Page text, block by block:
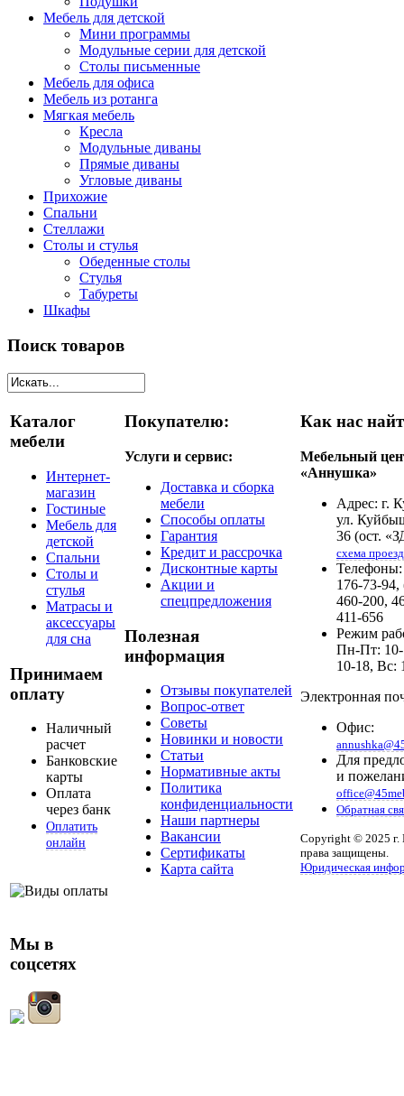
Мебель для детской
Мини программы
Модульные серии для детской
Столы письменные
Мебель для офиса
Мебель из ротанга
Мягкая мебель
Кресла
Модульные диваны
Прямые диваны
Угловые диваны
Прихожие
Спальни
Стеллажи
Столы и стулья
Обеденные столы
Стулья
Табуреты
Шкафы
Поиск товаров
Каталог
мебели
Интернет-
магазин
Гостиные
Мебель для
детской
Спальни
Столы и
стулья
Матрасы и
аксессуары
для сна
Принимаем
оплату
Наличный
расчет
Банковские
карты
Оплата
через банк
Оплатить
онлайн
Мы в
соцсетях
Покупателю:
Услуги и сервис:
Доставка и сборка
мебели
Способы оплаты
Гарантия
Кредит и рассрочка
Дисконтные карты
Акции и
спецпредложения
Полезная
информация
Отзывы покупателей
Вопрос-ответ
Советы
Новинки и новости
Статьи
Нормативные акты
Политика
конфиденциальности
Наши партнеры
Вакансии
Сертификаты
Карта сайта
Как нас
Мебельный
«Аннушка»
Адрес: г.
ул.
36 (ост.
схема
Телефоны:
176-73-94,
460-200,
411-656
Режим
Пн-Пт:
10-18, Вс:
Электронная
Офис:
Для
и
Обратная
Copyright © 2025 г.
права защищены.
Юридическая